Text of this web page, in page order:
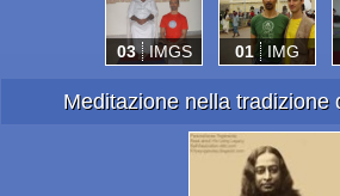
03 IMGS 01 IMG
Meditazione nella tradizione